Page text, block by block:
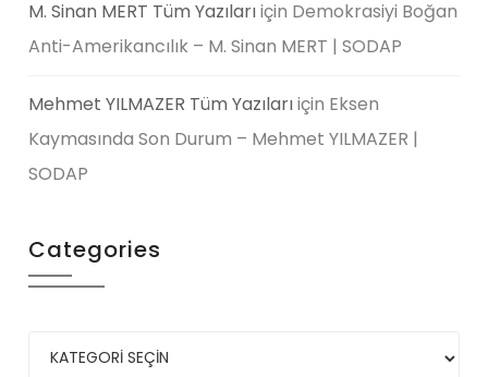
M. Sinan MERT Tüm Yazılarıiçin Demokrasiyi Boğan
Anti-Amerikancılık – M. Sinan MERT | SODAP
Mehmet YILMAZER Tüm Yazılarıiçin Eksen
Kaymasında Son Durum – Mehmet YILMAZER |
SODAP
Categories